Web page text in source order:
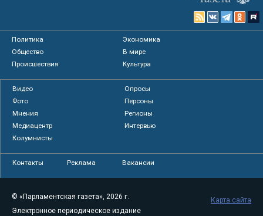
Политика
Экономика
Общество
В мире
Происшествия
Культура
Видео
Опросы
Фото
Персоны
Мнения
Регионы
Медиацентр
Интервью
Колумнисты
Контакты Реклама Вакансии
© «Парламентская газета», 2026 г.
Электронное периодическое издание
Карта сайта